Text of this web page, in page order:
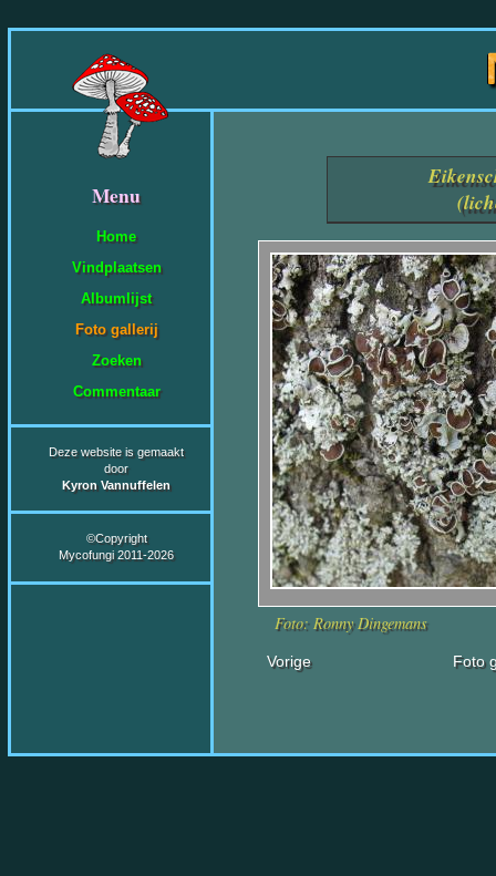
Menu
Home
Vindplaatsen
Albumlijst
Foto gallerij
Zoeken
Commentaar
Deze website is gemaakt
door
Kyron Vannuffelen
©Copyright
Mycofungi 2011-2026
Foto: Ronny Dingemans
Vorige Foto